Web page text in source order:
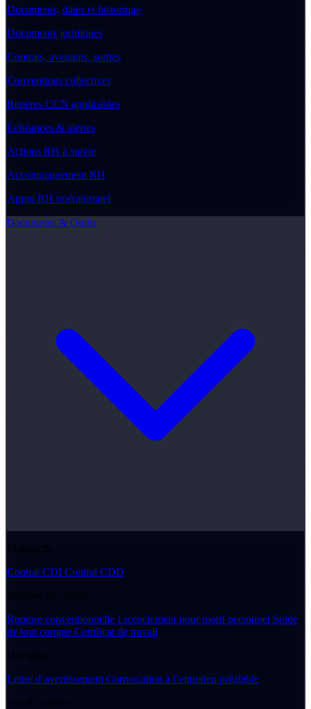
Documents, dates et historique
Documents juridiques
Contrats, avenants, sorties
Conventions collectives
Repères CCN applicables
Échéances & alertes
Actions RH à suivre
Accompagnement RH
Appui RH opérationnel
Documents & Outils
Embauche
Contrat CDI Contrat CDD
Rupture du contrat
Rupture conventionnelle Licenciement pour motif personnel Solde
de tout compte Certificat de travail
Discipline
Lettre d’avertissement Convocation à l’entretien préalable
Vie du contrat